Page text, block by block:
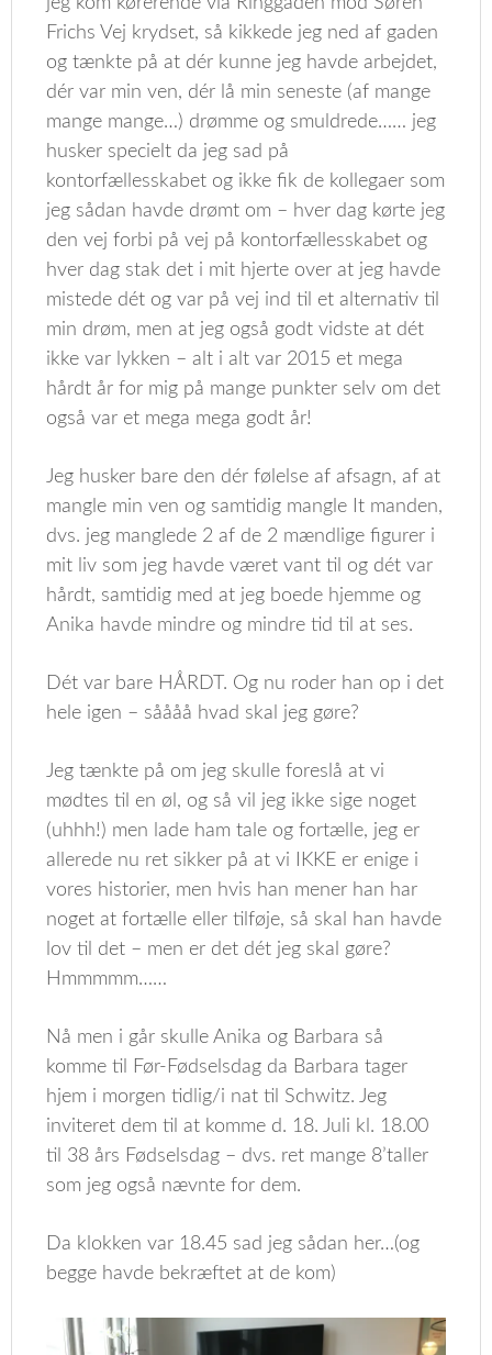
Frichs Vej krydset, så kikkede jeg ned af gaden
og tænkte på at dér kunne jeg havde arbejdet,
dér var min ven, dér lå min seneste (af mange
mange mange…) drømme og smuldrede…… jeg
husker specielt da jeg sad på
kontorfællesskabet og ikke fik de kollegaer som
jeg sådan havde drømt om – hver dag kørte jeg
den vej forbi på vej på kontorfællesskabet og
hver dag stak det i mit hjerte over at jeg havde
mistede dét og var på vej ind til et alternativ til
min drøm, men at jeg også godt vidste at dét
ikke var lykken – alt i alt var 2015 et mega
hårdt år for mig på mange punkter selv om det
også var et mega mega godt år!
Jeg husker bare den dér følelse af afsagn, af at
mangle min ven og samtidig mangle It manden,
dvs. jeg manglede 2 af de 2 mændlige figurer i
mit liv som jeg havde været vant til og dét var
hårdt, samtidig med at jeg boede hjemme og
Anika havde mindre og mindre tid til at ses.
Dét var bare HÅRDT. Og nu roder han op i det
hele igen – såååå hvad skal jeg gøre?
Jeg tænkte på om jeg skulle foreslå at vi
mødtes til en øl, og så vil jeg ikke sige noget
(uhhh!) men lade ham tale og fortælle, jeg er
allerede nu ret sikker på at vi IKKE er enige i
vores historier, men hvis han mener han har
noget at fortælle eller tilføje, så skal han havde
lov til det – men er det dét jeg skal gøre?
Hmmmmm……
Nå men i går skulle Anika og Barbara så
komme til Før-Fødselsdag da Barbara tager
hjem i morgen tidlig/i nat til Schwitz. Jeg
inviteret dem til at komme d. 18. Juli kl. 18.00
til 38 års Fødselsdag – dvs. ret mange 8’taller
som jeg også nævnte for dem.
Da klokken var 18.45 sad jeg sådan her…(og
begge havde bekræftet at de kom)